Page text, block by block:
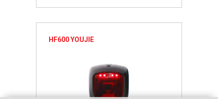
HF600 YOUJIE